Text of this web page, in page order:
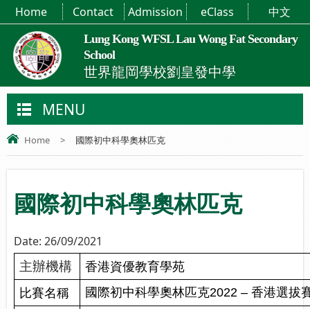
Lung Kong WFSL Lau Wong Fat Secondary
School
世界龍岡學校劉皇發中學
Home Contact Admission eClass 中文
MENU
Home > 國際初中科學奧林匹克
國際初中科學奧林匹克
Date: 26/09/2021
主辦機構
香港資優教育學苑
比賽名稱
國際初中科學奧林匹克2022 –香港選拔